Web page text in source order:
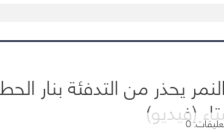
يحذر من التدفئة بنار
(فيديو)
0